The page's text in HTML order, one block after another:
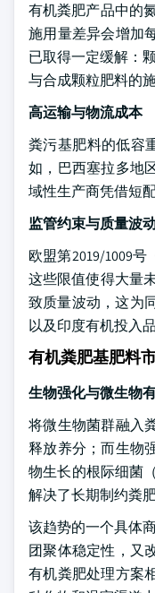
有机粪肥产品中的
施用量差异会增加
已取得一定缓解：
与合成颗粒肥料的
高运输与物流成本
粪污基肥料的低容
如，巴西塞拉多地
域性生产商凭借短
监管约束与质量波
欧盟第2019/1009
这些限值使得大量
致质量波动，这为
以及印度有机投入
有机粪肥基肥料
生物强化与微生物
将微生物菌群融入
释放养分；而生物
物生长的根际细菌
解决了长期制约粪
该趋势的一个具体
团聚体稳定性，又
有机粪肥处理方案